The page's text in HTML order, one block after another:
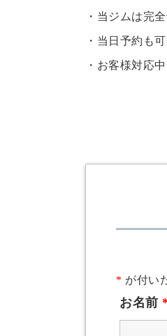
・当ジムは完
・当日予約も
・お客様対応
* が付い
お名前 *